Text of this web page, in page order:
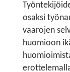
osaksi
vaarojen
huomioon